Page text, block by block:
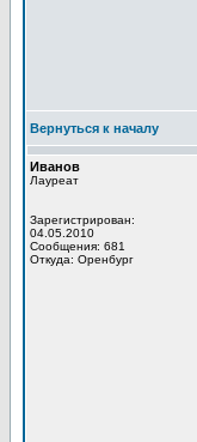
Вернуться к началу
Иванов
Лауреат
Зарегистрирован:
04.05.2010
Сообщения: 681
Откуда: Оренбург